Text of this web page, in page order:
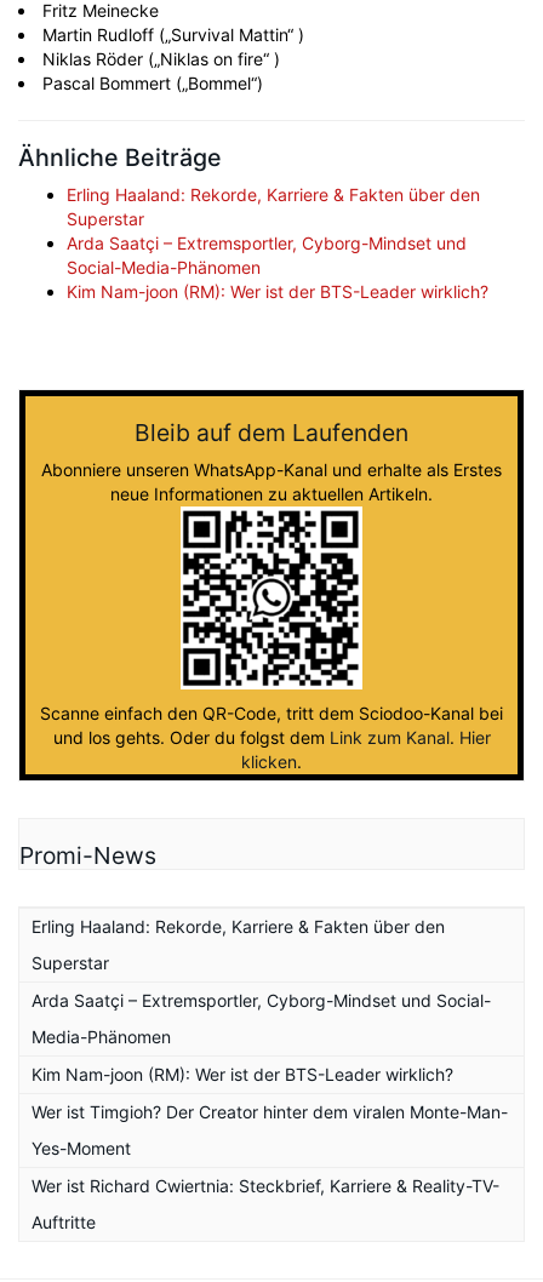
Fritz Meinecke
Martin Rudloff („Survival Mattin“ )
Niklas Röder („Niklas on fire“ )
Pascal Bommert („Bommel“)
Ähnliche Beiträge
Erling Haaland: Rekorde, Karriere & Fakten über den
Superstar
Arda Saatçi – Extremsportler, Cyborg-Mindset und
Social-Media-Phänomen
Kim Nam-joon (RM): Wer ist der BTS-Leader wirklich?
Bleib auf dem Laufenden
Abonniere unseren WhatsApp-Kanal und erhalte als Erstes
neue Informationen zu aktuellen Artikeln.
Scanne einfach den QR-Code, tritt dem Sciodoo-Kanal bei
und los gehts. Oder du folgst dem Link zum Kanal. Hier
klicken.
Promi-News
Erling Haaland: Rekorde, Karriere & Fakten über den
Superstar
Arda Saatçi – Extremsportler, Cyborg-Mindset und Social-
Media-Phänomen
Kim Nam-joon (RM): Wer ist der BTS-Leader wirklich?
Wer ist Timgioh? Der Creator hinter dem viralen Monte-Man-
Yes-Moment
Wer ist Richard Cwiertnia: Steckbrief, Karriere & Reality-TV-
Auftritte